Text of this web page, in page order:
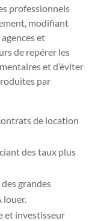
professionnels
modifiant
et
de repérer les
et d’éviter
par
de location
des taux plus
grandes
louer.
et investisseur